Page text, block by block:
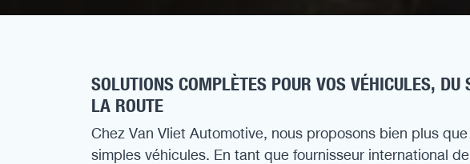
SOLUTIONS COMPLÈTES POUR VOS VÉHICULES, DU
LA ROUTE
Chez Van Vliet Automotive, nous proposons bien plus
simples véhicules. En tant que fournisseur international de